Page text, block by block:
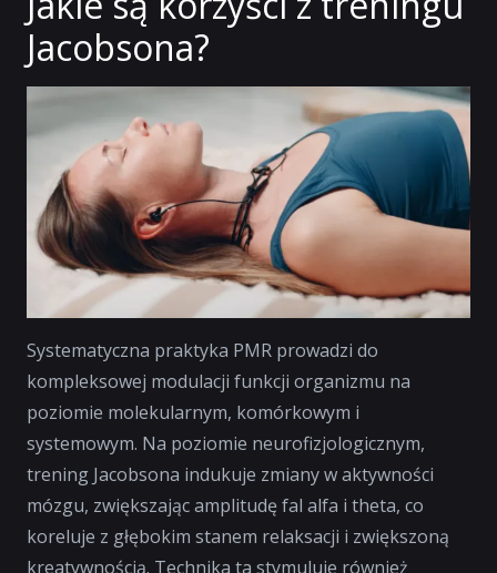
Jacobsona?
Systematyczna praktyka PMR prowadzi do
kompleksowej modulacji funkcji organizmu na
poziomie molekularnym, komórkowym i
systemowym. Na poziomie neurofizjologicznym,
trening Jacobsona indukuje zmiany w aktywności
mózgu, zwiększając amplitudę fal alfa i theta, co
koreluje z głębokim stanem relaksacji i zwiększoną
kreatywnością. Technika ta stymuluje również